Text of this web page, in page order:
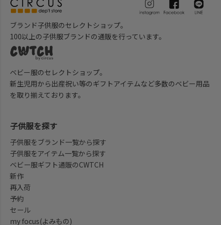
ブランド子供服のセレクトショップ。
100以上の子供服ブランドの通販を行っています。
ベビー服のセレクトショップ。
新生児用から出産祝い等のギフトアイテムなど多数のベビー用品
を取り揃えております。
子供服を探す
子供服をブランド一覧から探す
子供服をアイテム一覧から探す
ベビー服ギフト通販のCWTCH
新作
再入荷
予約
セール
my focus(よみもの)